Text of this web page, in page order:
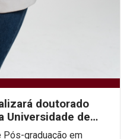
doutorado
Universidade de
Pós-graduação em